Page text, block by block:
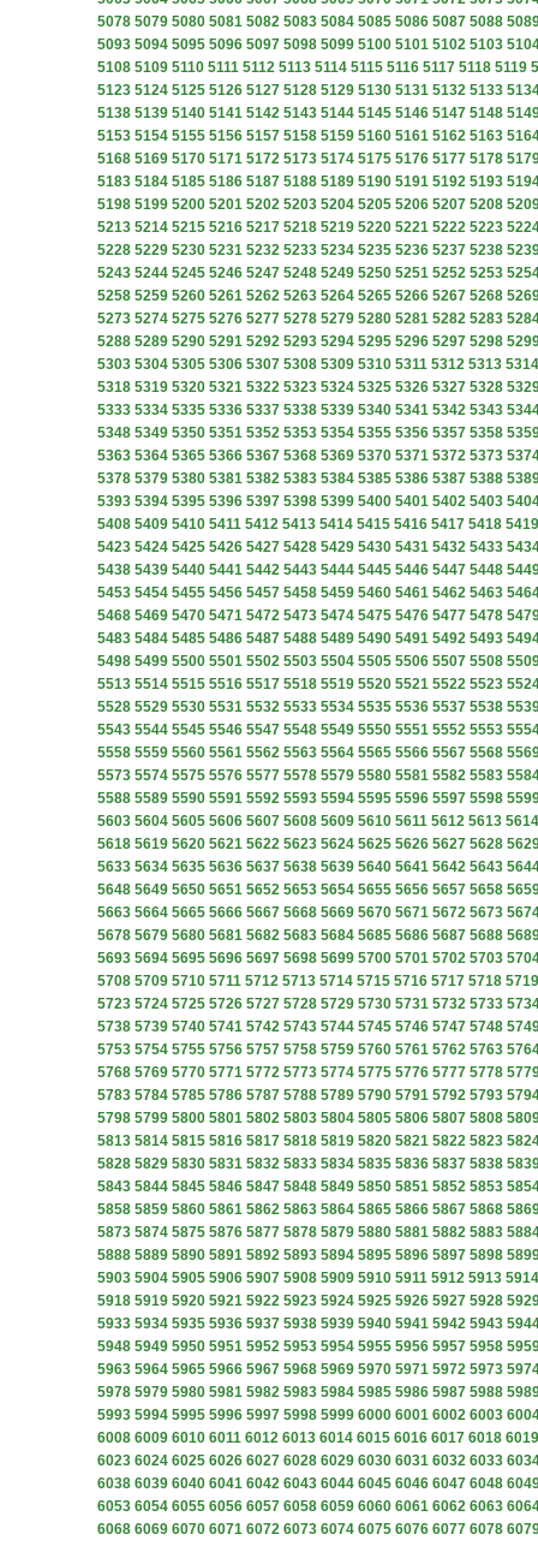
5078 5079 5080 5081 5082 5083 5084 5085 5086 5087 5088
5093 5094 5095 5096 5097 5098 5099 5100 5101 5102 5103
5108 5109 5110 5111 5112 5113 5114 5115 5116 5117 5118 5119
5123 5124 5125 5126 5127 5128 5129 5130 5131 5132 5133
5138 5139 5140 5141 5142 5143 5144 5145 5146 5147 5148
5153 5154 5155 5156 5157 5158 5159 5160 5161 5162 5163
5168 5169 5170 5171 5172 5173 5174 5175 5176 5177 5178
5183 5184 5185 5186 5187 5188 5189 5190 5191 5192 5193
5198 5199 5200 5201 5202 5203 5204 5205 5206 5207 5208
5213 5214 5215 5216 5217 5218 5219 5220 5221 5222 5223
5228 5229 5230 5231 5232 5233 5234 5235 5236 5237 5238
5243 5244 5245 5246 5247 5248 5249 5250 5251 5252 5253
5258 5259 5260 5261 5262 5263 5264 5265 5266 5267 5268
5273 5274 5275 5276 5277 5278 5279 5280 5281 5282 5283
5288 5289 5290 5291 5292 5293 5294 5295 5296 5297 5298
5303 5304 5305 5306 5307 5308 5309 5310 5311 5312 5313 5314
5318 5319 5320 5321 5322 5323 5324 5325 5326 5327 5328
5333 5334 5335 5336 5337 5338 5339 5340 5341 5342 5343
5348 5349 5350 5351 5352 5353 5354 5355 5356 5357 5358
5363 5364 5365 5366 5367 5368 5369 5370 5371 5372 5373
5378 5379 5380 5381 5382 5383 5384 5385 5386 5387 5388
5393 5394 5395 5396 5397 5398 5399 5400 5401 5402 5403
5408 5409 5410 5411 5412 5413 5414 5415 5416 5417 5418 5419
5423 5424 5425 5426 5427 5428 5429 5430 5431 5432 5433
5438 5439 5440 5441 5442 5443 5444 5445 5446 5447 5448
5453 5454 5455 5456 5457 5458 5459 5460 5461 5462 5463
5468 5469 5470 5471 5472 5473 5474 5475 5476 5477 5478
5483 5484 5485 5486 5487 5488 5489 5490 5491 5492 5493
5498 5499 5500 5501 5502 5503 5504 5505 5506 5507 5508
5513 5514 5515 5516 5517 5518 5519 5520 5521 5522 5523
5528 5529 5530 5531 5532 5533 5534 5535 5536 5537 5538
5543 5544 5545 5546 5547 5548 5549 5550 5551 5552 5553
5558 5559 5560 5561 5562 5563 5564 5565 5566 5567 5568
5573 5574 5575 5576 5577 5578 5579 5580 5581 5582 5583
5588 5589 5590 5591 5592 5593 5594 5595 5596 5597 5598
5603 5604 5605 5606 5607 5608 5609 5610 5611 5612 5613 5614
5618 5619 5620 5621 5622 5623 5624 5625 5626 5627 5628
5633 5634 5635 5636 5637 5638 5639 5640 5641 5642 5643
5648 5649 5650 5651 5652 5653 5654 5655 5656 5657 5658
5663 5664 5665 5666 5667 5668 5669 5670 5671 5672 5673
5678 5679 5680 5681 5682 5683 5684 5685 5686 5687 5688
5693 5694 5695 5696 5697 5698 5699 5700 5701 5702 5703
5708 5709 5710 5711 5712 5713 5714 5715 5716 5717 5718 5719
5723 5724 5725 5726 5727 5728 5729 5730 5731 5732 5733
5738 5739 5740 5741 5742 5743 5744 5745 5746 5747 5748
5753 5754 5755 5756 5757 5758 5759 5760 5761 5762 5763
5768 5769 5770 5771 5772 5773 5774 5775 5776 5777 5778
5783 5784 5785 5786 5787 5788 5789 5790 5791 5792 5793
5798 5799 5800 5801 5802 5803 5804 5805 5806 5807 5808
5813 5814 5815 5816 5817 5818 5819 5820 5821 5822 5823
5828 5829 5830 5831 5832 5833 5834 5835 5836 5837 5838
5843 5844 5845 5846 5847 5848 5849 5850 5851 5852 5853
5858 5859 5860 5861 5862 5863 5864 5865 5866 5867 5868
5873 5874 5875 5876 5877 5878 5879 5880 5881 5882 5883
5888 5889 5890 5891 5892 5893 5894 5895 5896 5897 5898
5903 5904 5905 5906 5907 5908 5909 5910 5911 5912 5913 5914
5918 5919 5920 5921 5922 5923 5924 5925 5926 5927 5928
5933 5934 5935 5936 5937 5938 5939 5940 5941 5942 5943
5948 5949 5950 5951 5952 5953 5954 5955 5956 5957 5958
5963 5964 5965 5966 5967 5968 5969 5970 5971 5972 5973
5978 5979 5980 5981 5982 5983 5984 5985 5986 5987 5988
5993 5994 5995 5996 5997 5998 5999 6000 6001 6002 6003
6008 6009 6010 6011 6012 6013 6014 6015 6016 6017 6018 6019
6023 6024 6025 6026 6027 6028 6029 6030 6031 6032 6033
6038 6039 6040 6041 6042 6043 6044 6045 6046 6047 6048
6053 6054 6055 6056 6057 6058 6059 6060 6061 6062 6063
6068 6069 6070 6071 6072 6073 6074 6075 6076 6077 6078